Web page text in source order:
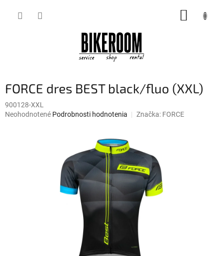
FORCE dres BEST black/fluo (XXL)
900128-XXL
Priemerné
Neohodnotené Podrobnosti hodnotenia Značka: FORCE